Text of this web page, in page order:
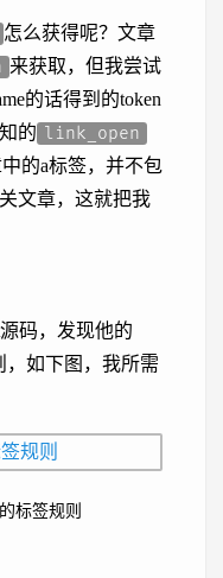
怎么获得呢？文章
来获取，但我尝试
的话得到的token
的 link_open
的a标签，并不包
文章，这就把我
码，发现他的
，如下图，我所需
标签规则